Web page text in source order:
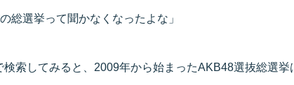
総選挙って聞かなくなったよな」
索してみると、2009年から始まったAKB48選抜総選挙